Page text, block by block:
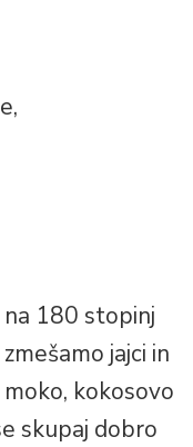
180 stopinj
jajci in
kokosovo
skupaj dobro